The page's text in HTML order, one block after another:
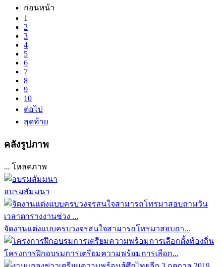
ก่อนหน้า
1
2
3
4
5
6
7
8
9
10
ต่อไป
สุดท้าย
คลังรูปภาพ
... โหลดภาพ
อบรมสัมมนา
จัดงานแต่งแบบครบวงจรสนใจสามารถโทรมาสอบถา...
โครงการฝึกอบรมการเตรียมความพร้อมการเลือก...